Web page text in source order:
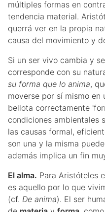
múltiples formas en
tendencia material.
querrá ver en la propia
causa del movimiento y
Si un ser vivo cambia y
corresponde con su
su forma que lo anima,
moverse por sí mismo en
bellota correctamente
condiciones ambientales
las causas formal,
son una y la misma
además implica un fin
El alma. Para Aristóteles
es aquello por lo que
(cf. De anima). El ser